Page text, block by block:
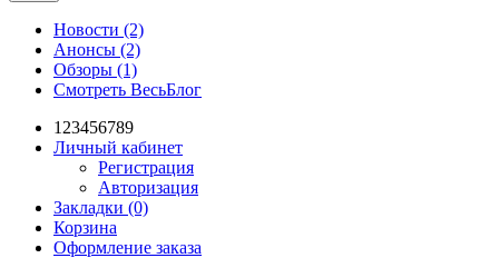
Новости (2)
Анонсы (2)
Обзоры (1)
Смотреть ВесьБлог
123456789
Личный кабинет
Регистрация
Авторизация
Закладки (0)
Корзина
Оформление заказа